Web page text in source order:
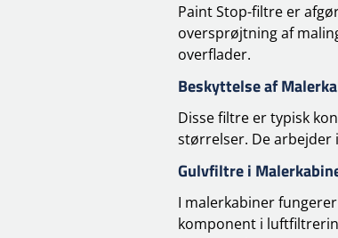
Paint Stop-filtre er
oversprøjtning af
overflader.
Beskyttelse af
Disse filtre er typisk
størrelser. De
Gulvfiltre i
I malerkabiner
komponent i